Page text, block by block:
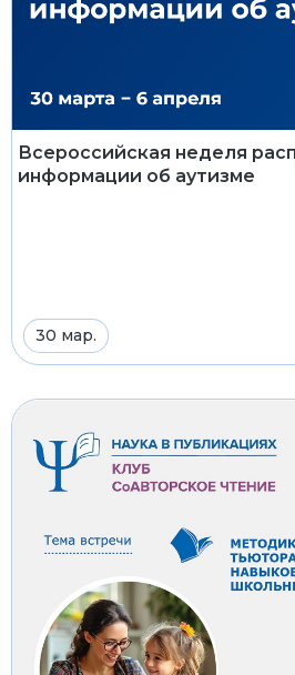
Всероссийская неделя
информации об аутизме
30 мар.